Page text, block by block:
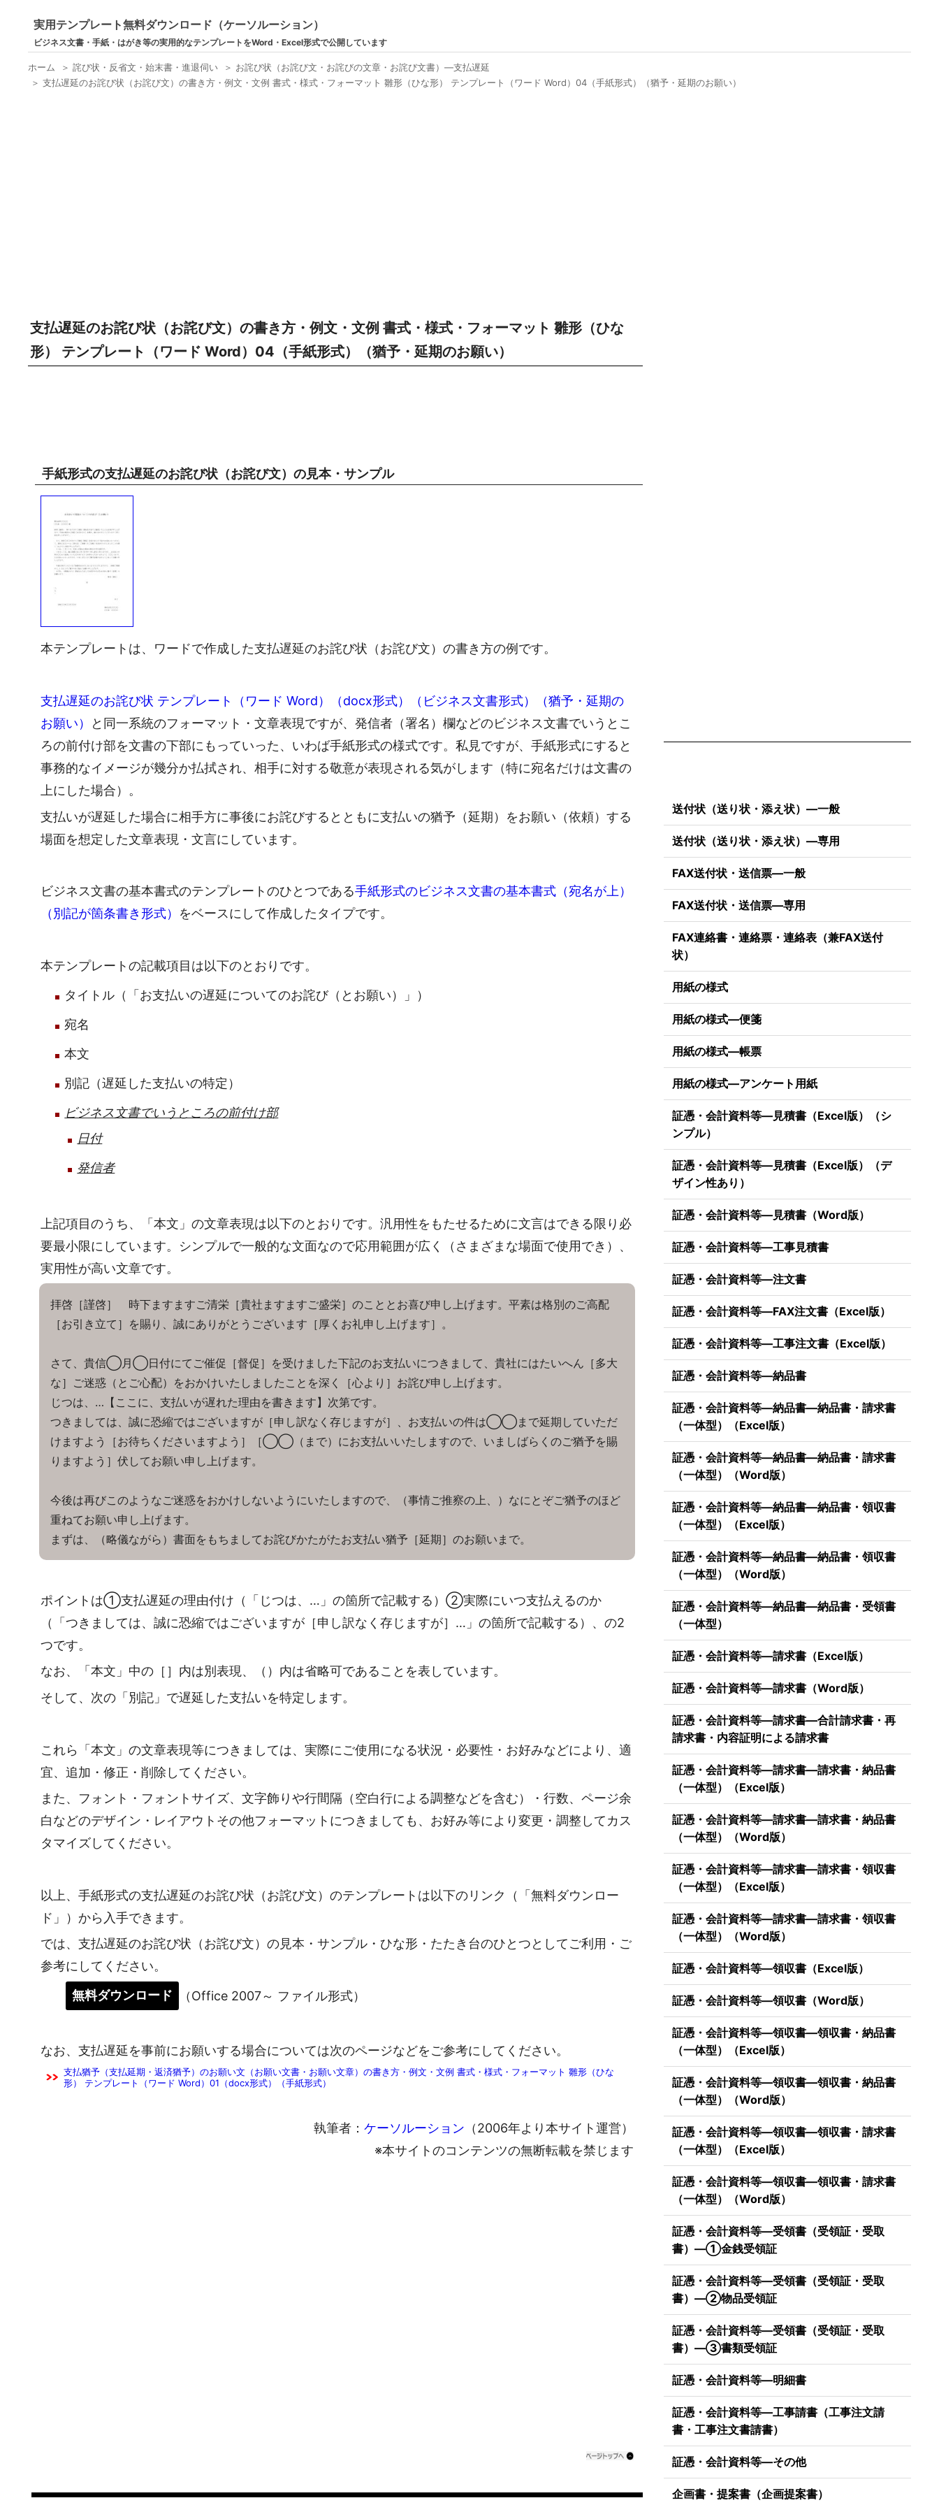
実用テンプレート無料ダウンロード（ケーソルーション）
ビジネス文書・手紙・はがき等の実用的なテンプレートをWord・Excel形式で公開しています
ホーム ＞詫び状・反省文・始末書・進退伺い ＞ お詫び状（お詫び文・お詫びの文章・お詫び文書）―支払遅延
＞支払遅延のお詫び状（お詫び文）の書き方・例文・文例 書式・様式・フォーマット 雛形（ひな形） テンプレート（ワード Word）04（手紙形式）（猶予・延期のお願い）
支払遅延のお詫び状（お詫び文）の書き方・例文・文例 書式・様式・フォーマット 雛形（ひな
形） テンプレート（ワード Word）04（手紙形式）（猶予・延期のお願い）
手紙形式の支払遅延のお詫び状（お詫び文）の見本・サンプル
本テンプレートは、ワードで作成した支払遅延のお詫び状（お詫び文）の書き方の例です。
支払遅延のお詫び状 テンプレート（ワード Word）（docx形式）（ビジネス文書形式）（猶予・延期の
お願い）
と同一系統のフォーマット・文章表現ですが、発信者（署名）欄などのビジネス文書でいうとこ
ろの前付け部を文書の下部にもっていった、いわば手紙形式の様式です。私見ですが、手紙形式にすると
事務的なイメージが幾分か払拭され、相手に対する敬意が表現される気がします（特に宛名だけは文書の
上にした場合）。
支払いが遅延した場合に相手方に事後にお詫びするとともに支払いの猶予（延期）をお願い（依頼）する
場面を想定した文章表現・文言にしています。
ビジネス文書の基本書式のテンプレートのひとつである手紙形式のビジネス文書の基本書式（宛名が上）
（別記が箇条書き形式） をベースにして作成したタイプです。
本テンプレートの記載項目は以下のとおりです。
タイトル（「お支払いの遅延についてのお詫び（とお願い）」）
宛名
本文
別記（遅延した支払いの特定）
ビジネス文書でいうところの前付け部
日付
発信者
上記項目のうち、「本文」の文章表現は以下のとおりです。汎用性をもたせるために文言はできる限り必
要最小限にしています。シンプルで一般的な文面なので応用範囲が広く（さまざまな場面で使用でき）、
実用性が高い文章です。
拝啓［謹啓］ 時下ますますご清栄［貴社ますますご盛栄］のこととお喜び申し上げます。平素は格別のご高配
［お引き立て］を賜り、誠にありがとうございます［厚くお礼申し上げます］。
さて、貴信◯月◯日付にてご催促［督促］を受けました下記のお支払いにつきまして、貴社にはたいへん［多大
な］ご迷惑（とご心配）をおかけいたしましたことを深く［心より］お詫び申し上げます。
じつは、…【ここに、支払いが遅れた理由を書きます】次第です。
つきましては、誠に恐縮ではございますが［申し訳なく存じますが］、お支払いの件は◯◯まで延期していただ
けますよう［お待ちくださいますよう］［◯◯（まで）にお支払いいたしますので、いましばらくのご猶予を賜
りますよう］伏してお願い申し上げます。
今後は再びこのようなご迷惑をおかけしないようにいたしますので、（事情ご推察の上、）なにとぞご猶予のほど
重ねてお願い申し上げます。
まずは、（略儀ながら）書面をもちましてお詫びかたがたお支払い猶予［延期］のお願いまで。
ポイントは①支払遅延の理由付け（「じつは、…」の箇所で記載する）②実際にいつ支払えるのか
（「つきましては、誠に恐縮ではございますが［申し訳なく存じますが］…」の箇所で記載する）、の2
つです。
なお、「本文」中の［］内は別表現、（）内は省略可であることを表しています。
そして、次の「別記」で遅延した支払いを特定します。
これら「本文」の文章表現等につきましては、実際にご使用になる状況・必要性・お好みなどにより、適
宜、追加・修正・削除してください。
また、フォント・フォントサイズ、文字飾りや行間隔（空白行による調整などを含む）・行数、ページ余
白などのデザイン・レイアウトその他フォーマットにつきましても、お好み等により変更・調整してカス
タマイズしてください。
以上、手紙形式の支払遅延のお詫び状（お詫び文）のテンプレートは以下のリンク（「無料ダウンロー
ド」）から入手できます。
では、支払遅延のお詫び状（お詫び文）の見本・サンプル・ひな形・たたき台のひとつとしてご利用・ご
参考にしてください。
無料ダウンロード
（Office 2007～ ファイル形式）
なお、支払遅延を事前にお願いする場合については次のページなどをご参考にしてください。
支払猶予（支払延期・返済猶予）のお願い文（お願い文書・お願い文章）の書き方・例文・文例 書式・様式・フォーマット 雛形（ひな
形） テンプレート（ワード Word）01（docx形式）（手紙形式）
執筆者： ケーソルーション （2006年より本サイト運営）
※本サイトのコンテンツの無断転載を禁じます
送付状（送り状・添え状）―一般
送付状（送り状・添え状）―専用
FAX送付状・送信票―一般
FAX送付状・送信票―専用
FAX連絡書・連絡票・連絡表（兼FAX送付
状）
用紙の様式
用紙の様式―便箋
用紙の様式―帳票
用紙の様式―アンケート用紙
証憑・会計資料等―見積書（Excel版）（シ
ンプル）
証憑・会計資料等―見積書（Excel版）（デ
ザイン性あり）
証憑・会計資料等―見積書（Word版）
証憑・会計資料等―工事見積書
証憑・会計資料等―注文書
証憑・会計資料等―FAX注文書（Excel版）
証憑・会計資料等―工事注文書（Excel版）
証憑・会計資料等―納品書
証憑・会計資料等―納品書―納品書・請求書
（一体型）（Excel版）
証憑・会計資料等―納品書―納品書・請求書
（一体型）（Word版）
証憑・会計資料等―納品書―納品書・領収書
（一体型）（Excel版）
証憑・会計資料等―納品書―納品書・領収書
（一体型）（Word版）
証憑・会計資料等―納品書―納品書・受領書
（一体型）
証憑・会計資料等―請求書（Excel版）
証憑・会計資料等―請求書（Word版）
証憑・会計資料等―請求書―合計請求書・再
請求書・内容証明による請求書
証憑・会計資料等―請求書―請求書・納品書
（一体型）（Excel版）
証憑・会計資料等―請求書―請求書・納品書
（一体型）（Word版）
証憑・会計資料等―請求書―請求書・領収書
（一体型）（Excel版）
証憑・会計資料等―請求書―請求書・領収書
（一体型）（Word版）
証憑・会計資料等―領収書（Excel版）
証憑・会計資料等―領収書（Word版）
証憑・会計資料等―領収書―領収書・納品書
（一体型）（Excel版）
証憑・会計資料等―領収書―領収書・納品書
（一体型）（Word版）
証憑・会計資料等―領収書―領収書・請求書
（一体型）（Excel版）
証憑・会計資料等―領収書―領収書・請求書
（一体型）（Word版）
証憑・会計資料等―受領書（受領証・受取
書）―①金銭受領証
証憑・会計資料等―受領書（受領証・受取
書）―②物品受領証
証憑・会計資料等―受領書（受領証・受取
書）―③書類受領証
証憑・会計資料等―明細書
証憑・会計資料等―工事請書（工事注文請
書・工事注文書請書）
証憑・会計資料等―その他
企画書・提案書（企画提案書）